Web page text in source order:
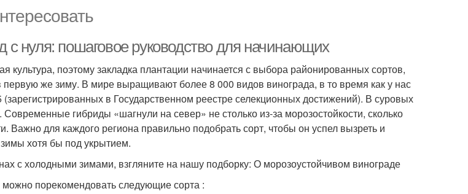
с нуля: пошаговое руководство для начинающих
культура, поэтому закладка плантации начинается с выбора районированных сортов,
первую же зиму. В мире выращивают более 8 000 видов винограда, в то время как у нас
(зарегистрированных в Государственном реестре селекционных достижений). В суровых
гибриды «шагнули на север» не столько из-за морозостойкости, сколько
Важно для каждого региона правильно подобрать сорт, чтобы он успел вызреть и
хотя бы под укрытием.
с холодными зимами, взгляните на нашу подборку: О морозоустойчивом винограде
порекомендовать следующие сорта :